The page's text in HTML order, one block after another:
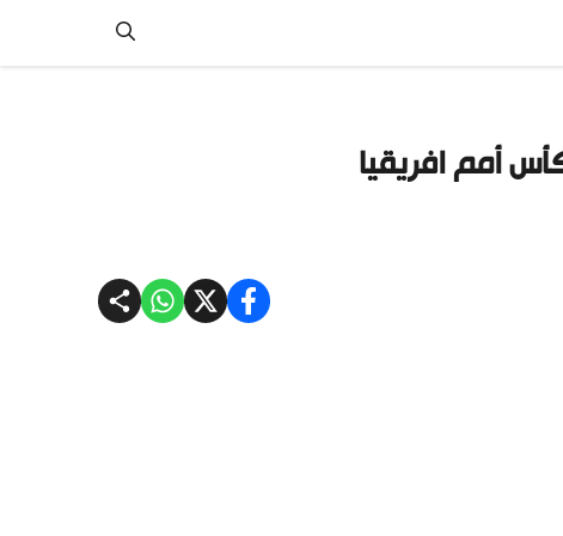
أمم افريقيا